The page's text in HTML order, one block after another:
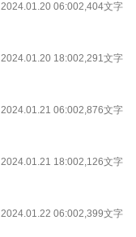
2024.01.20 06:002,404文字
2024.01.20 18:002,291文字
2024.01.21 06:002,876文字
2024.01.21 18:002,126文字
2024.01.22 06:002,399文字